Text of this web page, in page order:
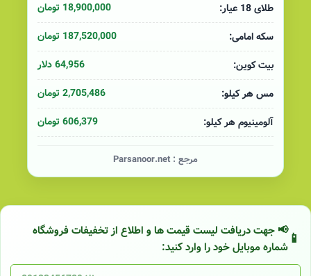
طلای 18 عیار:
18,900,000 تومان
سکه امامی:
187,520,000 تومان
بیت کوین:
64,956 دلار
مس هر کیلو:
2,705,486 تومان
آلومینیوم هر کیلو:
606,379 تومان
مرجع : Parsanoor.net
📢 جهت دریافت لیست قیمت ها و اطلاع از تخفیفات فروشگاه
شماره موبایل خود را وارد کنید: